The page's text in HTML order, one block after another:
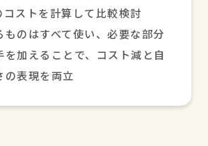
コストを計算して比較検討
ものはすべて使い、必要な部分
を加えることで、コスト減と自
の表現を両立